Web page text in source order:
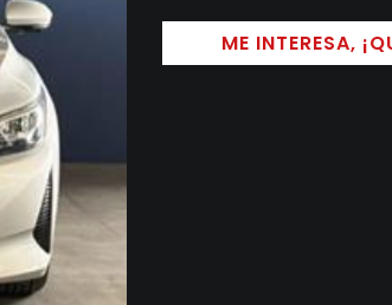
TV
ME INTERESA,